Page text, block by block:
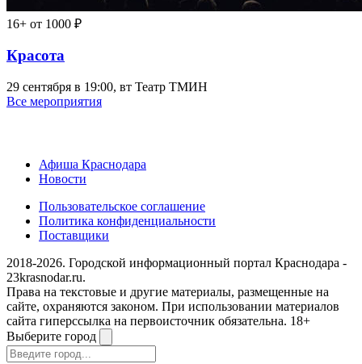
16+ от 1000 ₽
Красота
29 сентября в 19:00, вт Театр ТМИН
Все мероприятия
Афиша Краснодара
Новости
Пользовательское соглашение
Политика конфиденциальности
Поставщики
2018-2026. Городской информационный портал Краснодара -
23krasnodar.ru.
Права на текстовые и другие материалы, размещенные на
сайте, охраняются законом. При использовании материалов
сайта гиперссылка на первоисточник обязательна. 18+
Выберите город